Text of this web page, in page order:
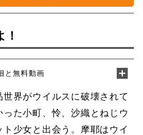
と無料動画
界がウイルスに破壊されて
た小町、怜、沙織とねじウ
少女と出会う。摩耶はウイ